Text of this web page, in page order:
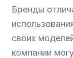
Бренды
своих
компании